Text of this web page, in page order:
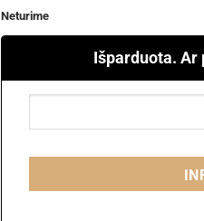
Neturime
Išparduota. Ar